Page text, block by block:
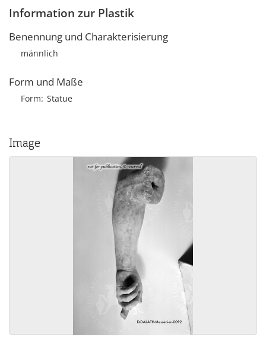
Information zur Plastik
Benennung und Charakterisierung
männlich
Form und Maße
Form Statue
Image